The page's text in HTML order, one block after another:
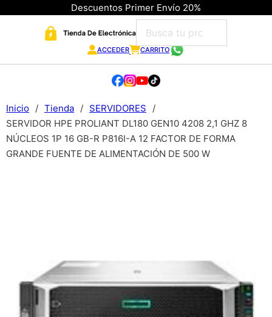
Descuentos Primer Envío 20%
ACCEDER CARRITO
Inicio / Tienda / SERVIDORES
/
SERVIDOR HPE PROLIANT DL180 GEN10 4208 2,1 GHZ 8
NÚCLEOS 1P 16 GB-R P816I-A 12 FACTOR DE FORMA
GRANDE FUENTE DE ALIMENTACIÓN DE 500 W